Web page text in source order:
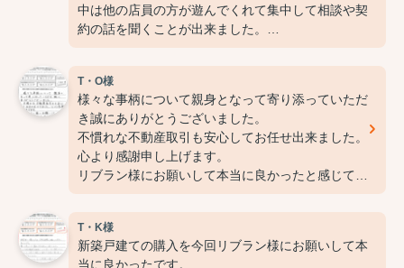
中は他の店員の方が遊んでくれて集中して相談や契
約の話を聞くことが出来ました。
位的には２番手でしたが、リブランさんの尽力のお
かげでスムーズにローン審査が通過でき１番手だっ
た方よりも早く契約を結ぶことが出来ました。
購入物件に住み約１週間経ちましたが、この物件に
住むことが出来非常に満足しています。
これもリブランさんのおかげです。ありがとうござ
T・O様
様々な事柄について親身となって寄り添っていただ
き誠にありがとうございました。
不慣れな不動産取引も安心してお任せ出来ました。
心より感謝申し上げます。
リブラン様にお願いして本当に良かったと感じてお
T・K様
新築戸建ての購入を今回リブラン様にお願いして本
当に良かったです。